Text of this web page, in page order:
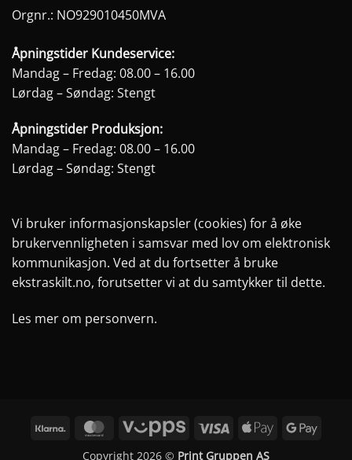
Orgnr.: NO929010450MVA
Åpningstider Kundeservice:
Mandag – Fredag: 08.00 – 16.00
Lørdag – Søndag: Stengt
Åpningstider Produksjon:
Mandag – Fredag: 08.00 – 16.00
Lørdag – Søndag: Stengt
Vi bruker informasjonskapsler (cookies) for å øke
brukervennligheten i samsvar med lov om elektronisk
kommunikasjon. Ved at du fortsetter å bruke
ekstraskilt.no, forutsetter vi at du samtykker til dette.
Les mer om personvern.
Klarna MasterCard Vipps Visa
Apple
Google
Copyright 2026 © Print Gruppen AS